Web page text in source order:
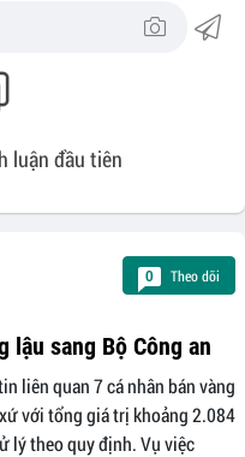
luận đầu tiên
0 Theo dõi
lậu sang Bộ Công an
liên quan 7 cá nhân bán vàng
với tổng giá trị khoảng 2.084
lý theo quy định. Vụ việc